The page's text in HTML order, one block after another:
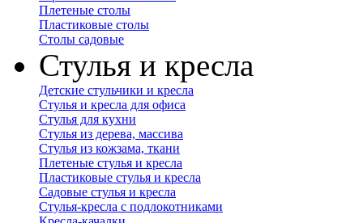
Плетеные столы
Пластиковые столы
Столы садовые
Стулья и кресла
Детские стульчики и кресла
Стулья и кресла для офиса
Стулья для кухни
Стулья из дерева, массива
Стулья из кожзама, ткани
Плетеные стулья и кресла
Пластиковые стулья и кресла
Садовые стулья и кресла
Стулья-кресла с подлокотниками